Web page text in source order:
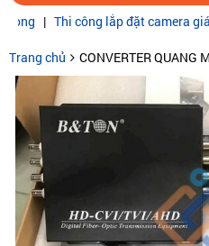
công lắp đặt camera giám sát
Trang chủ CONVERTER QUANG